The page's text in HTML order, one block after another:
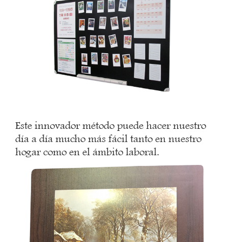
Este innovador método puede hacer nuestro
día a día mucho más fácil tanto en nuestro
hogar como en el ámbito laboral.